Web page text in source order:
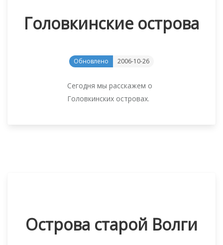
Головкинские острова
Обновлено 2006-10-26
Сегодня мы расскажем о
Головкинских островах.
Острова старой Волги